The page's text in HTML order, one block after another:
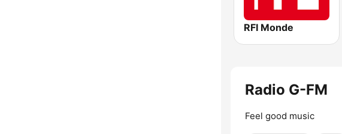
RFI Monde
Radio G-FM
Feel good music